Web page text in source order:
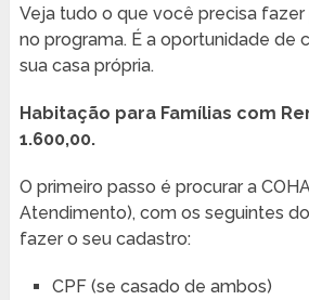
Veja tudo o que você precisa fazer
no programa. É a oportunidade de
sua casa própria.
Habitação para Famílias com
1.600,00.
O primeiro passo é procurar a
Atendimento), com os seguintes
fazer o seu cadastro:
CPF (se casado de ambos)